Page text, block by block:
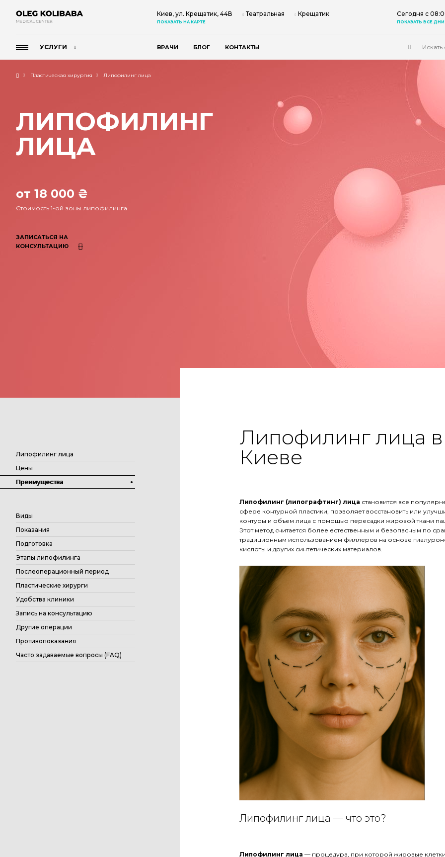
Киев, ул. Крещатик, 44В
ПОКАЗАТЬ НА КАРТЕ
Театральная Крещатик Сегодня с
ПОКАЗАТЬ ВСЕ ДНИ
УСЛУГИ ВРАЧИ БЛОГ КОНТАКТЫ
Пластическая хирургия Липофилинг лица
ЛИПОФИЛИНГ
ЛИЦА
от 18 000 ₴
Стоимость 1-ой зоны липофилинга
ЗАПИСАТЬСЯ НА
КОНСУЛЬТАЦИЮ
Липофилинг лица
Цены
Преимущества
Виды
Показания
Подготовка
Этапы липофилинга
Послеоперационный период
Пластические хирурги
Удобства клиники
Запись на консультацию
Другие операции
Противопоказания
Часто задаваемые вопросы (FAQ)
Липофилинг лица в
Киеве
Липофилинг (липографтинг) лица становится все
сфере контурной пластики, позволяет восстановить или
контуры и объем лица с помощью пересадки жировой ткани
Этот метод считается более естественным и безопасным по
традиционным использованием филлеров на основе
кислоты и других синтетических материалов.
Липофилинг лица — что это?
Липофилинг лица — процедура, при которой жировые клетки